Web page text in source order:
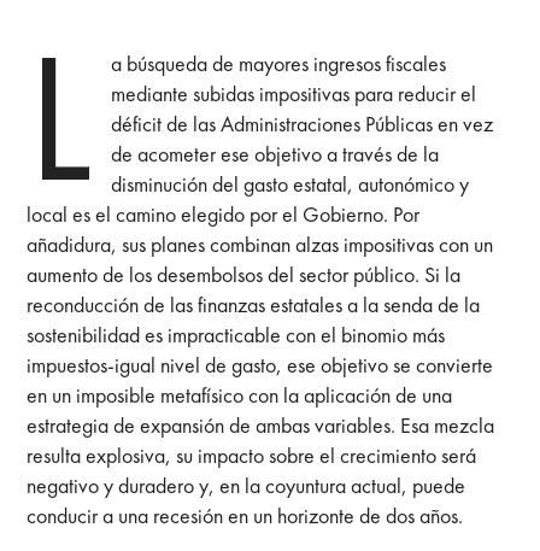
L
a búsqueda de mayores ingresos fiscales
mediante subidas impositivas para reducir el
déficit de las Administraciones Públicas en vez
de acometer ese objetivo a través de la
disminución del gasto estatal, autonómico y
local es el camino elegido por el Gobierno. Por
añadidura, sus planes combinan alzas impositivas con un
aumento de los desembolsos del sector público. Si la
reconducción de las finanzas estatales a la senda de la
sostenibilidad es impracticable con el binomio más
impuestos-igual nivel de gasto, ese objetivo se convierte
en un imposible metafísico con la aplicación de una
estrategia de expansión de ambas variables. Esa mezcla
resulta explosiva, su impacto sobre el crecimiento será
negativo y duradero y, en la coyuntura actual, puede
conducir a una recesión en un horizonte de dos años.